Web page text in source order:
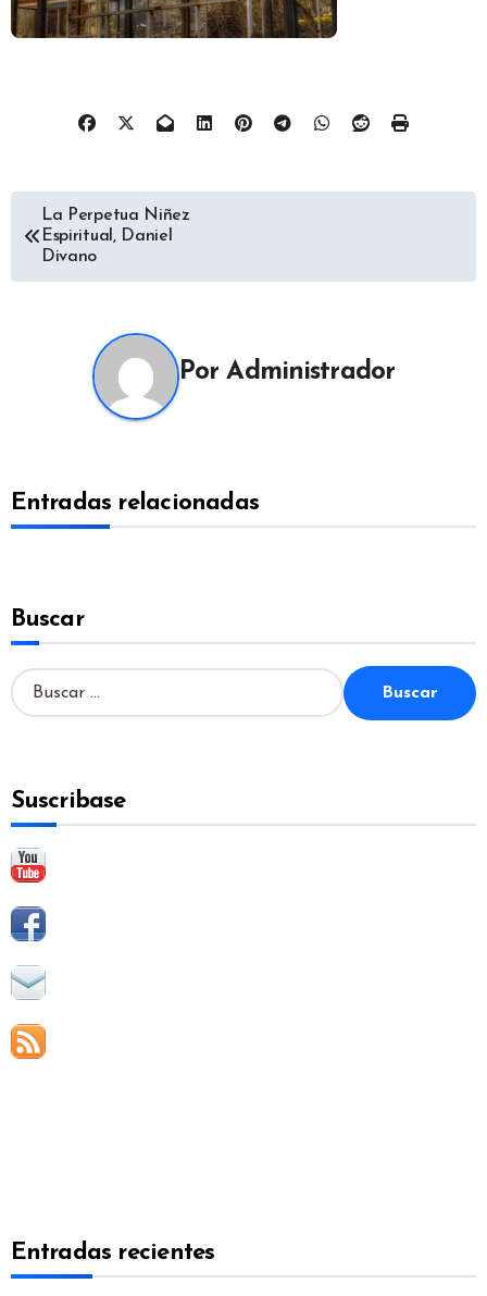
Navegación
de
La Perpetua Niñez
Espiritual, Daniel
Divano
PorAdministrador
Entradas relacionadas
Buscar
B
u
r
:
Suscribase
Entradas recientes